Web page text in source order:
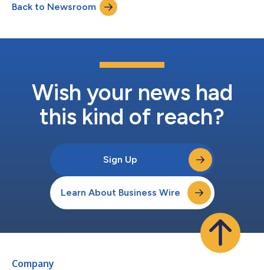
Back to Newsroom
Wish your news had
this kind of reach?
Sign Up
Learn About Business Wire
Company